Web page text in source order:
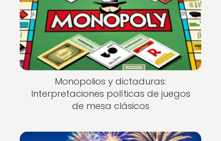
Monopolios y dictaduras:
Interpretaciones políticas de juegos
de mesa clásicos